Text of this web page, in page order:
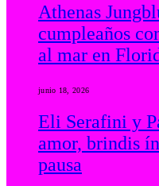
Athenas
cumpleaños
al mar en
junio 18, 2026
Eli Serafini y
amor, brindis
pausa